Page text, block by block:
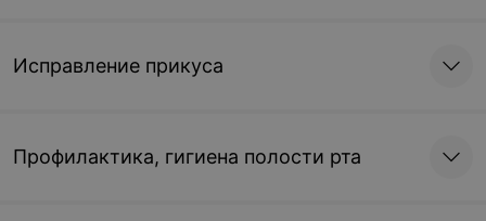
Исправление прикуса
Профилактика, гигиена полости рта